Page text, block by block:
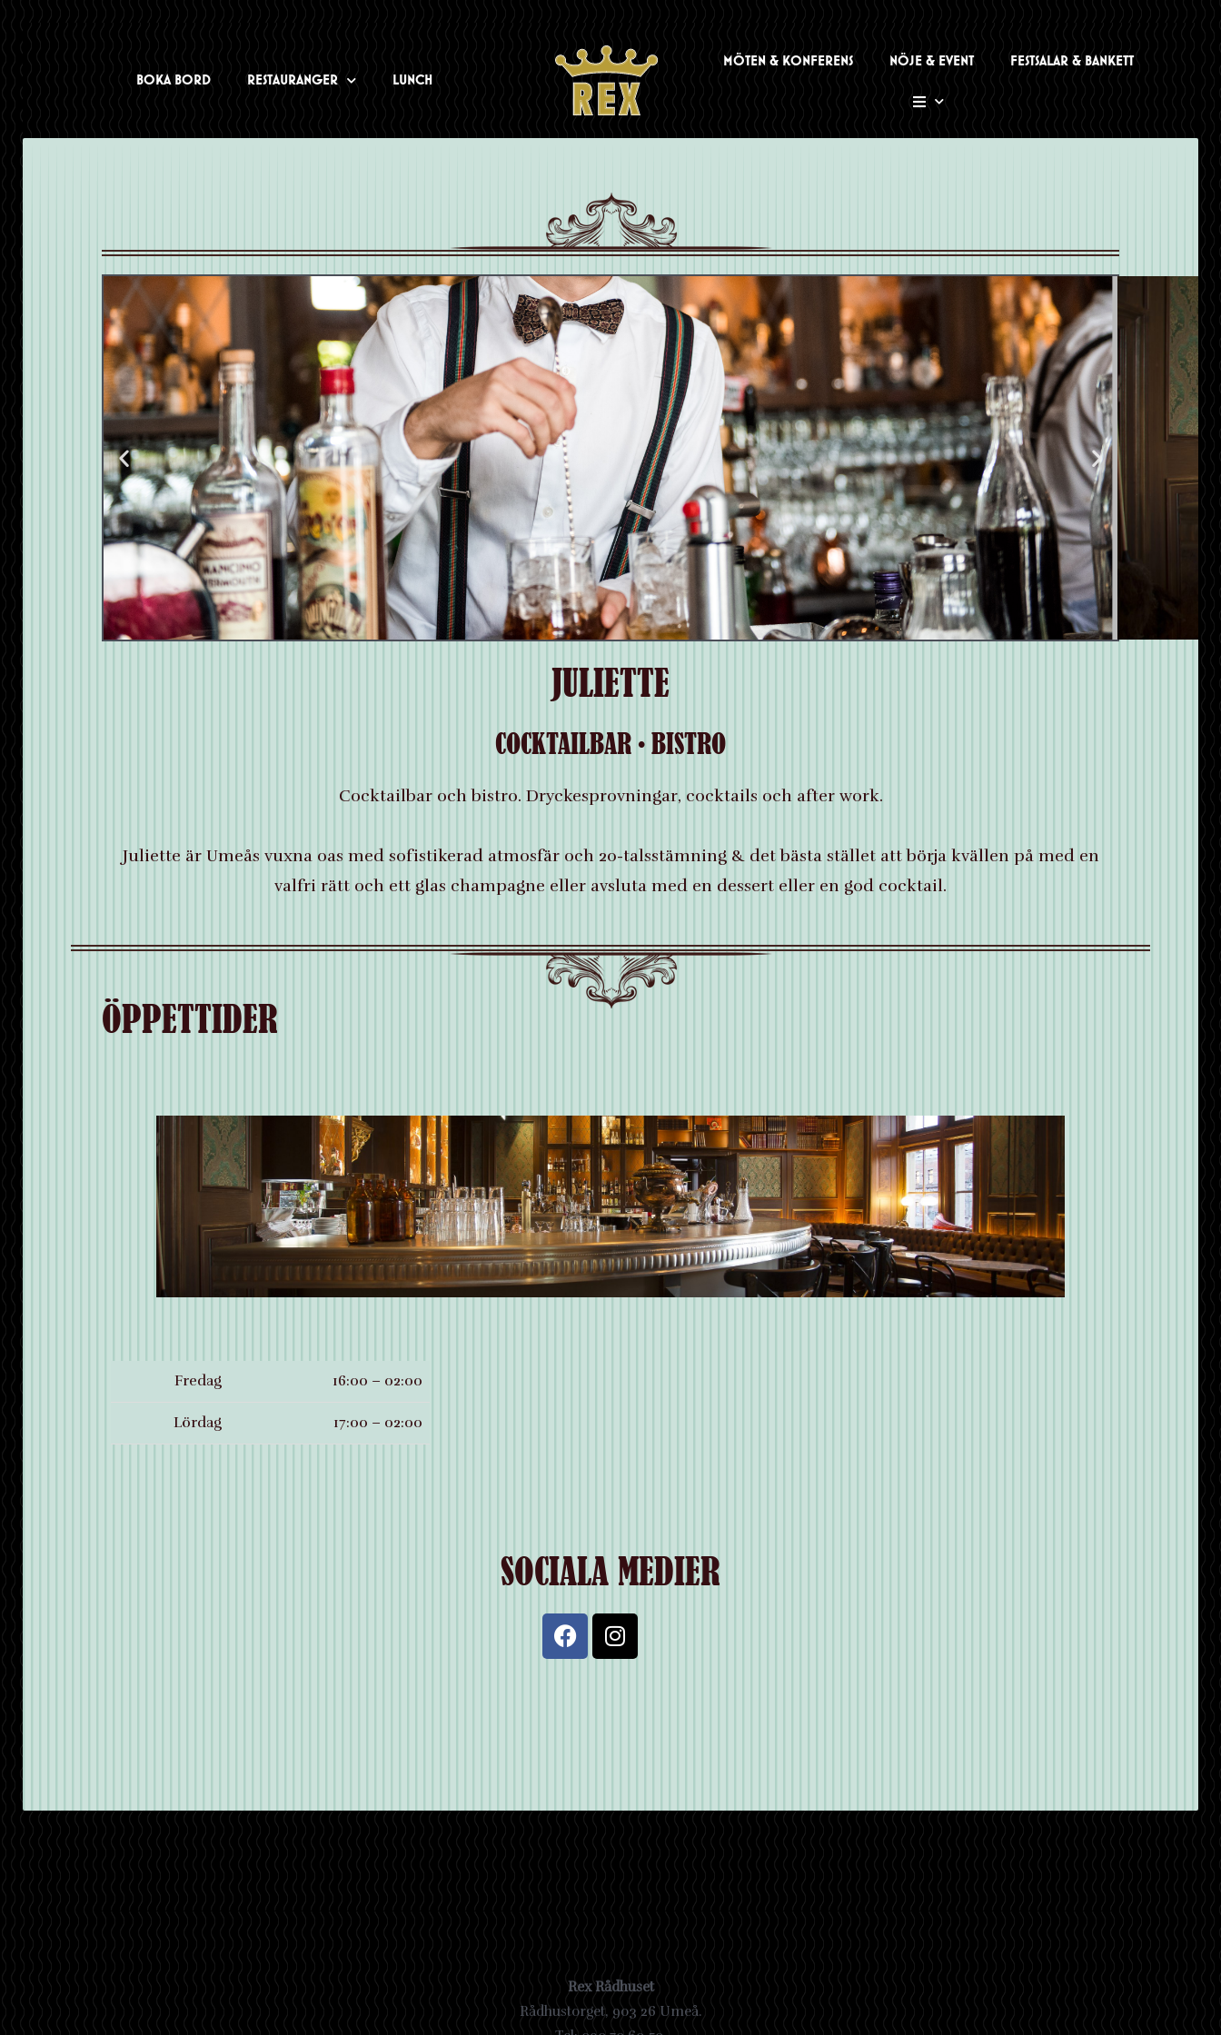
BOKA BORD RESTAURANGER LUNCH
MÖTEN & KONFERENS NÖJE & EVENT FESTSALAR & BANKETT
JULIETTE
COCKTAILBAR • BISTRO
Cocktailbar och bistro. Dryckesprovningar, cocktails och after work.
Juliette är Umeås vuxna oas med sofistikerad atmosfär och 20-talsstämning & det bästa stället att börja kvällen på med en
valfri rätt och ett glas champagne eller avsluta med en dessert eller en god cocktail.
ÖPPETTIDER
Fredag 16:00 – 02:00
Lördag 17:00 – 02:00
SOCIALA MEDIER
Rex Rådhuset
Rådhustorget, 903 26 Umeå.